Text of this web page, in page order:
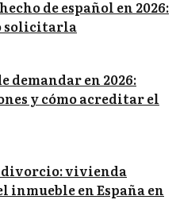
de español en 2026:
solicitarla
demandar en 2026:
y cómo acreditar el
divorcio: vivienda
en España en